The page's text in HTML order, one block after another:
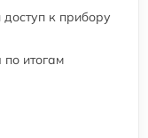
к прибору
по итогам